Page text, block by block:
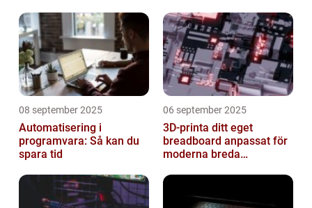
08 september 2025
Automatisering i
programvara: Så kan du
spara tid
06 september 2025
3D-printa ditt eget
breadboard anpassat för
moderna breda